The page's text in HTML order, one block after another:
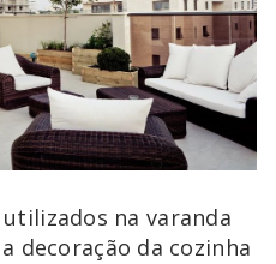
na varanda
decoração da cozinha